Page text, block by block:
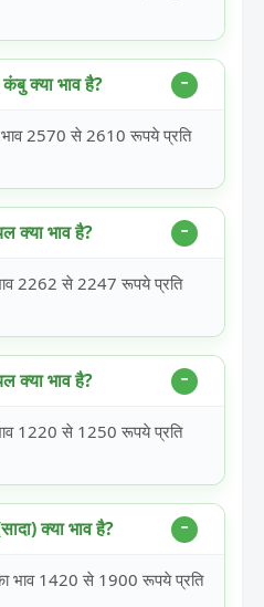
क्या भाव है?
2570 से 2610 रूपये प्रति
क्या भाव है?
2262 से 2247 रूपये प्रति
क्या भाव है?
1220 से 1250 रूपये प्रति
क्या भाव है?
भाव 1420 से 1900 रूपये प्रति